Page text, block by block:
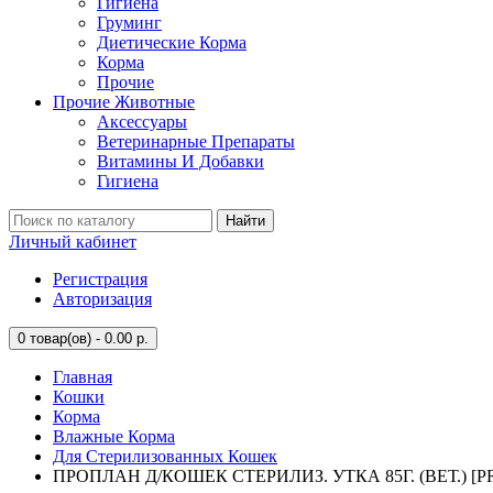
Груминг
Диетические Корма
Корма
Прочие
Прочие Животные
Аксессуары
Ветеринарные Препараты
Витамины И Добавки
Гигиена
Найти
Личный кабинет
Регистрация
Авторизация
0 товар(ов) - 0.00 р.
Главная
Кошки
Корма
Влажные Корма
Для Стерилизованных Кошек
ПРОПЛАН Д/КОШЕК СТЕРИЛИЗ. УТКА 85Г. (ВЕТ.)